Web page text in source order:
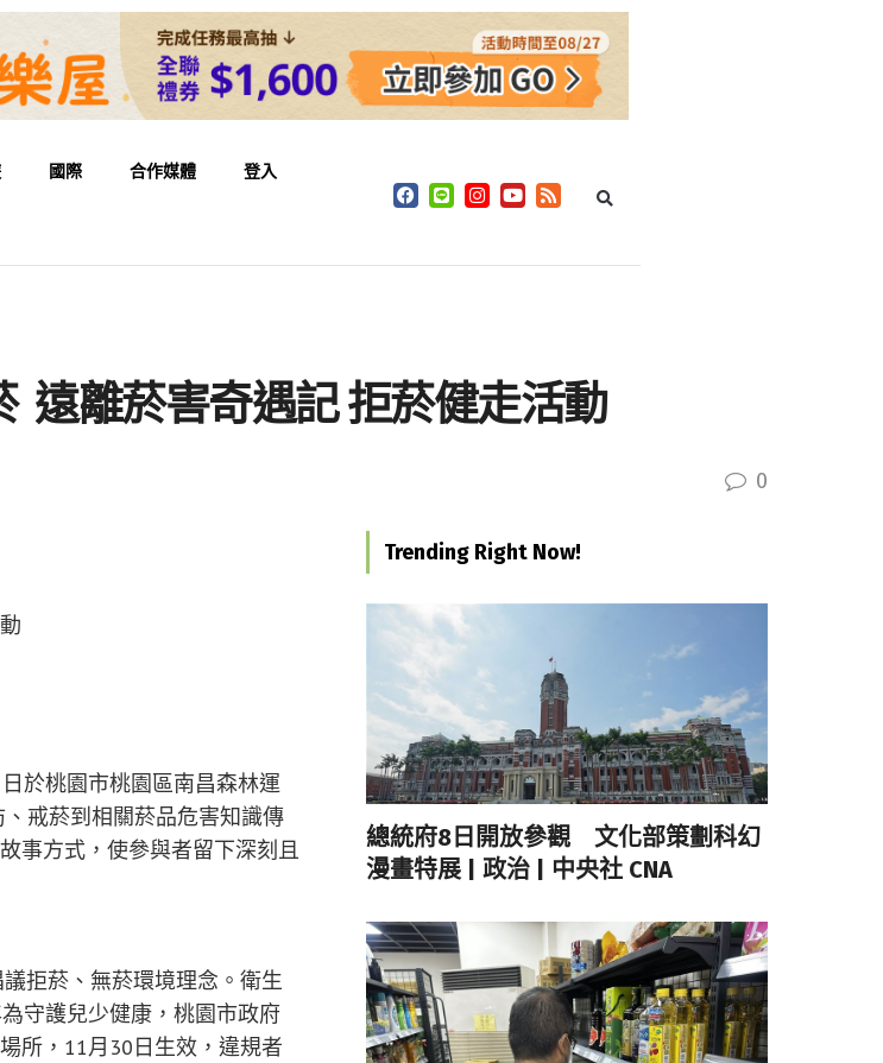
國際 合作媒體 登入
遠離菸害奇遇記 拒菸健走活動
0
於桃園市桃園區南昌森林運
戒菸到相關菸品危害知識傳
事方式，使參與者留下深刻且
拒菸、無菸環境理念。衛生
守護兒少健康，桃園市政府
所，11月30日生效，違規者
Trending Right Now!
總統府8日開放參觀 文化部策劃科幻
漫畫特展 | 政治 | 中央社 CNA